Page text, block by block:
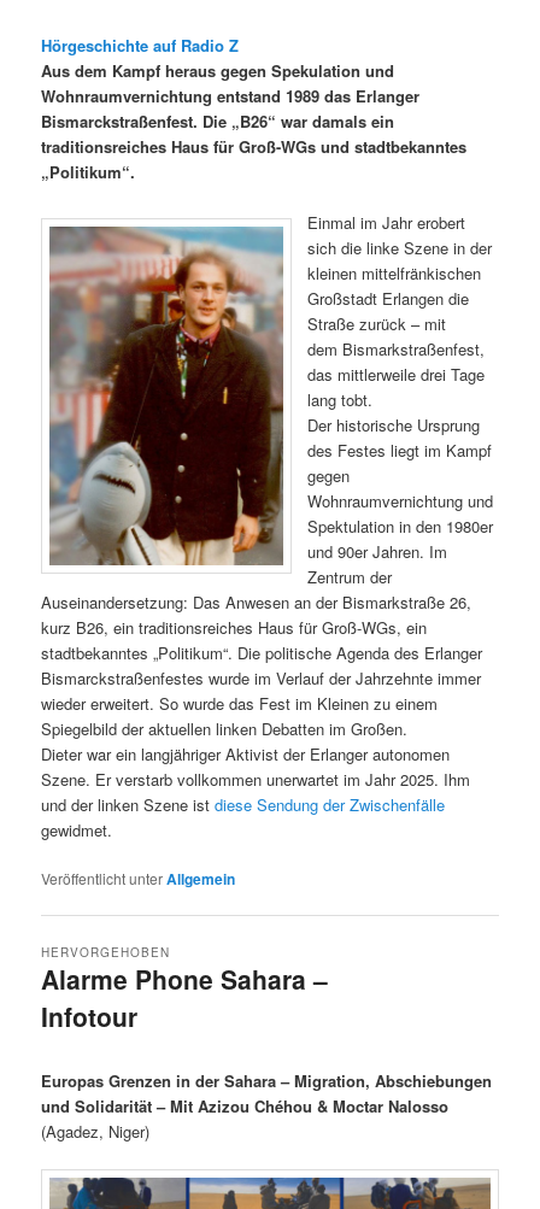
Hörgeschichte auf Radio Z
Aus dem Kampf heraus gegen Spekulation und
Wohnraumvernichtung entstand 1989 das Erlanger
Bismarckstraßenfest. Die „B26“ war damals ein
traditionsreiches Haus für Groß-WGs und stadtbekanntes
„Politikum“.
Einmal im Jahr erobert
sich die linke Szene in der
kleinen mittelfränkischen
Großstadt Erlangen die
Straße zurück – mit
dem Bismarkstraßenfest,
das mittlerweile drei Tage
lang tobt.
Der historische Ursprung
des Festes liegt im Kampf
gegen
Wohnraumvernichtung und
Spektulation in den 1980er
und 90er Jahren. Im
Zentrum der
Auseinandersetzung: Das Anwesen an der Bismarkstraße 26,
kurz B26, ein traditionsreiches Haus für Groß-WGs, ein
stadtbekanntes „Politikum“. Die politische Agenda des Erlanger
Bismarckstraßenfestes wurde im Verlauf der Jahrzehnte immer
wieder erweitert. So wurde das Fest im Kleinen zu einem
Spiegelbild der aktuellen linken Debatten im Großen.
Dieter war ein langjähriger Aktivist der Erlanger autonomen
Szene. Er verstarb vollkommen unerwartet im Jahr 2025. Ihm
und der linken Szene istdiese Sendung der Zwischenfälle
gewidmet.
Veröffentlicht unterAllgemein
Alarme Phone Sahara –
Infotour
HERVORGEHOBEN
Europas Grenzen in der Sahara – Migration, Abschiebungen
und Solidarität – Mit Azizou Chéhou & Moctar Nalosso
(Agadez, Niger)